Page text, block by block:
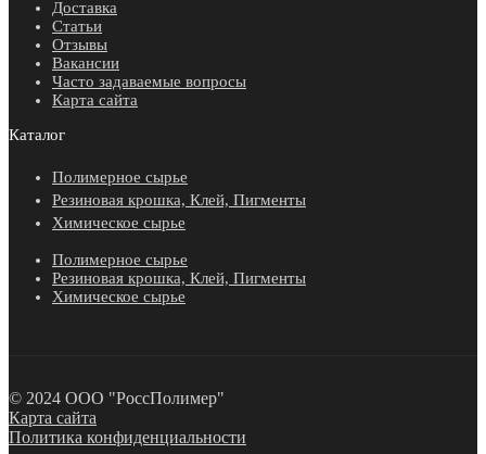
Доставка
Статьи
Отзывы
Вакансии
Часто задаваемые вопросы
Карта сайта
Каталог
Полимерное сырье
Резиновая крошка, Клей, Пигменты
Химическое сырье
Полимерное сырье
Резиновая крошка, Клей, Пигменты
Химическое сырье
© 2024 ООО "РоссПолимер"
Карта сайта
Политика конфиденциальности